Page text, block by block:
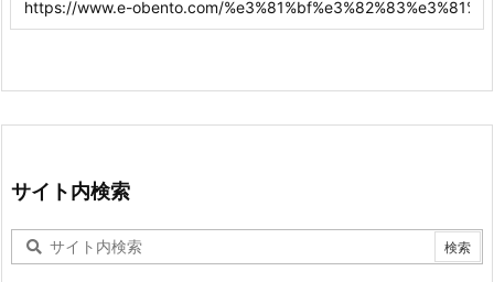
サイト内検索